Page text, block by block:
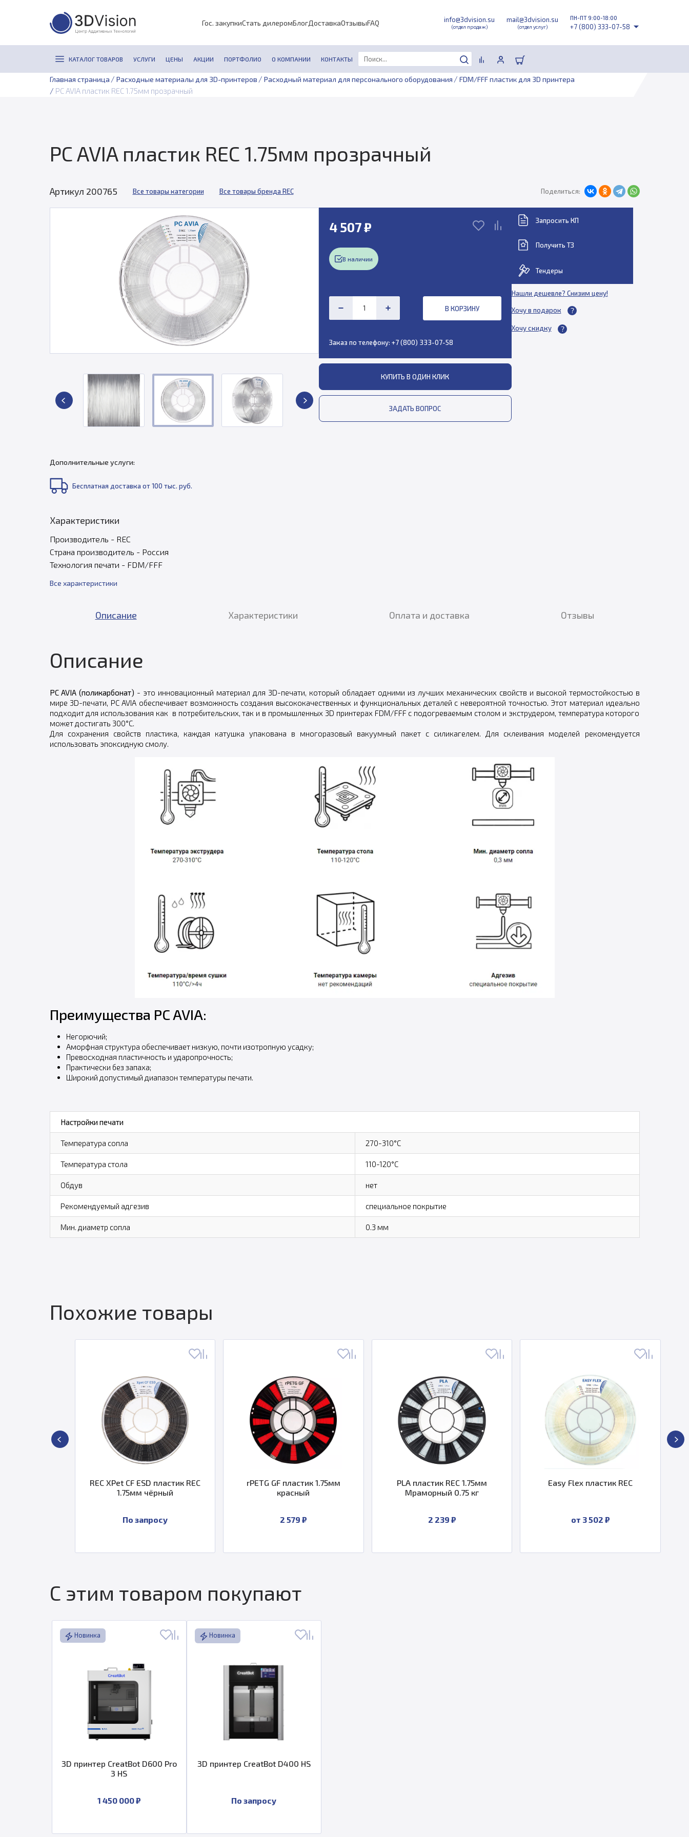
Гос. закупкиСтать дилеромБлогДоставкаОтзывыFAQ info@3dvision.su
(отдел продаж)
mail@3dvision.su
(отдел услуг)
ПН-ПТ 9:00-18:00
+7 (800) 333-07-58
КАТАЛОГ ТОВАРОВ УСЛУГИ ЦЕНЫ АКЦИИ ПОРТФОЛИО О КОМПАНИИ КОНТАКТЫ
Главная страница / Расходные материалы для 3D-принтеров / Расходный материал для персонального оборудования / FDM/FFF пластик для 3D принтера
/ PC AVIA пластик REC 1.75мм прозрачный
PC AVIA пластик REC 1.75мм прозрачный
Артикул 200765 Все товары категории Все товары бренда REC Поделиться:
4 507 ₽
В наличии
В КОРЗИНУ
Заказ по телефону: +7 (800) 333-07-58
КУПИТЬ В ОДИН КЛИК
ЗАДАТЬ ВОПРОС
Запросить КП
Получить ТЗ
Тендеры
Нашли дешевле? Снизим цену!
Хочу в подарок
Хочу скидку
Дополнительные услуги:
Бесплатная доставка от 100 тыс. руб.
Характеристики
Производитель - REC
Страна производитель - Россия
Технология печати - FDM/FFF
Все характеристики
Описание Характеристики Оплата и доставка Отзывы
Описание
PC AVIA (поликарбонат) - это инновационный материал для 3D-печати, который обладает одними из лучших механических свойств и высокой термостойкостью в
мире 3D-печати, PC AVIA обеспечивает возможность создания высококачественных и функциональных деталей с невероятной точностью. Этот материал идеально
подходит для использования как в потребительских, так и в промышленных 3D принтерах FDM/FFF с подогреваемым столом и экструдером, температура которого
может достигать 300°C.
Для сохранения свойств пластика, каждая катушка упакована в многоразовый вакуумный пакет с силикагелем. Для склеивания моделей рекомендуется
использовать эпоксидную смолу.
Преимущества PC AVIA:
Негорючий;
Аморфная структура обеспечивает низкую, почти изотропную усадку;
Превосходная пластичность и ударопрочность;
Практически без запаха;
Широкий допустимый диапазон температуры печати.
Настройки печати
Температура сопла 270-310°C
Температура стола 110-120°C
Обдув нет
Рекомендуемый адгезив специальное покрытие
Мин. диаметр сопла 0.3 мм
Похожие товары
REC XPet CF ESD пластик REC
rPETG GF пластик 1.75мм
PLA пластик REC 1.75мм
Easy Flex пластик REC
REC XPet CF пластик
С этим товаром покупают
Новинка
3D принтер CreatBot D600 Pro
3 HS
1 450 000 ₽
Новинка
3D принтер CreatBot D400 HS
По запросу